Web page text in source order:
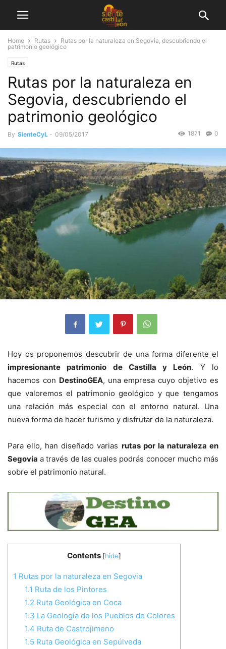
Home Rutas
Rutas por la naturaleza en Segovia, descubriendo el
patrimonio geológico
Rutas
Rutas por la naturaleza en
Segovia, descubriendo el
patrimonio geológico
By SienteCyL - 09/05/2017 0
1871
Hoy os proponemos descubrir de una forma diferente el
impresionante patrimonio de Castilla y León. Y lo
hacemos con DestinoGEA, una empresa cuyo objetivo es
que valoremos el patrimonio geológico y que tengamos
una relación más especial con el entorno natural. Una
nueva forma de hacer turismo y disfrutar de la naturaleza.
Para ello, han diseñado varias rutas por la naturaleza en
Segovia a través de las cuales podrás conocer mucho más
sobre el patrimonio natural.
Contents [hide]
1 Rutas por la naturaleza en Segovia
1.1 Ruta de los Pintores
1.2 Ruta Geológica en Coca
1.3 La Geología de los Pueblos de Colores
1.4 Ruta de Castrojimeno
1.5 Ruta Geológica en Sepúlveda